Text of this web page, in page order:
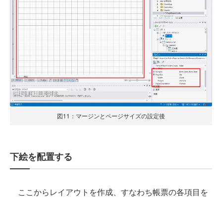
図11：マージンとページサイズの設定後
下絵を配置する
ここからレイアウトを作成、すなわち帳票の各項目を